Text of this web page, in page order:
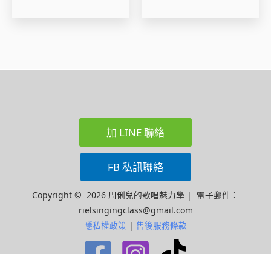
加 LINE 聯絡
FB 私訊聯絡
Copyright © 2026 周俐兒的歌唱魅力學 | 電子郵件：
rielsingingclass@gmail.com
隱私權政策 | 售後服務條款